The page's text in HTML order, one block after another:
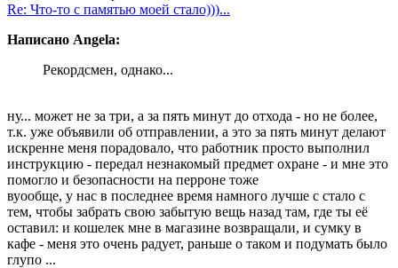
Re: Что-то с памятью моей стало)))...
Написано Angela:
Рекордсмен, однако...
ну... может не за три, а за пять минут до отхода - но не более,
т.к. уже объявили об отправлении, а это за пять минут делают
искренне меня порадовало, что работник просто выполнил
инструкцию - передал незнакомый предмет охране - и мне это
помогло и безопасности на перроне тоже
вуообще, у нас в последнее время намного лучше с стало с
тем, чтобы забрать свою забытую вещь назад там, где ты её
оставил: и кошелек мне в магазине возвращали, и сумку в
кафе - меня это очень радует, раньше о таком и подумать было
глупо ...